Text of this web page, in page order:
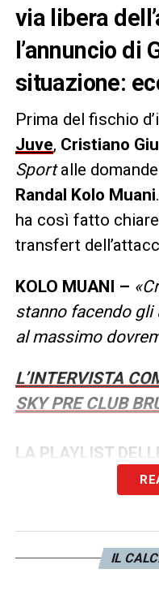
via libera
l’annuncio di
situazione:
Prima del fischio
Juve, Cristiano
Sportalle
Randal Kolo Muani
ha così fatto
transfert
KOLO MUANI –
stanno facendo
al massimo
L’INTERVISTA
SKY PRE CLUB
LA PLAYLIST
IL